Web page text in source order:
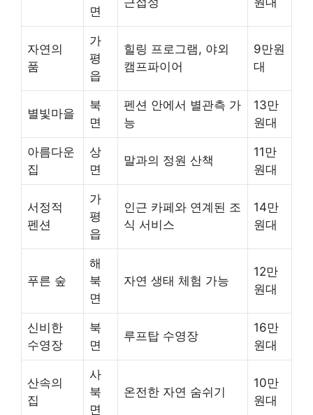
면
자연의
품
가
평
읍
힐링 프로그램, 야외
캠프파이어
9만원
대
별빛마을
북
면
펜션 안에서 별관측 가
능
13만
원대
아름다운
집
상
면
말과의 정원 산책
11만
원대
서정적
펜션
가
평
읍
인근 카페와 연계된 조
식 서비스
14만
원대
푸른 숲
해
북
면
자연 생태 체험 가능
12만
원대
신비한
수영장
북
면
루프탑 수영장
16만
원대
산속의
집
사
북
면
온전한 자연 숨쉬기
10만
원대